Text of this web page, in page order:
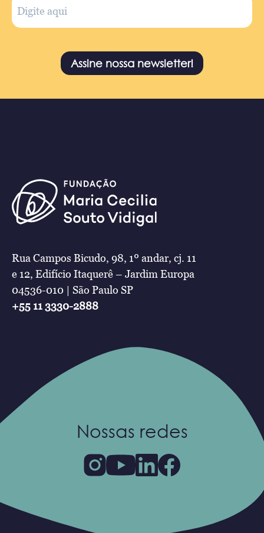
Assine nossa newsletter!
Rua Campos Bicudo, 98, 1º andar, cj. 11
e 12, Edifício Itaquerê – Jardim Europa
04536-010 | São Paulo SP
+55 11 3330-2888
Nossas redes